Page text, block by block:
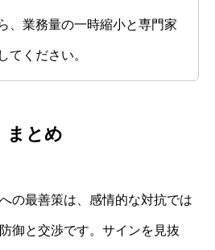
、業務量の一時縮小と専門家
てください。
まとめ
の最善策は、感情的な対抗では
御と交渉です。サインを見抜